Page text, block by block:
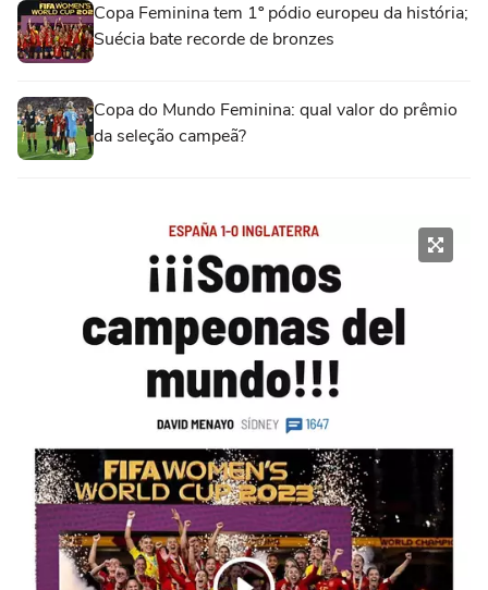
Copa Feminina tem 1º pódio europeu da história;
Suécia bate recorde de bronzes
Copa do Mundo Feminina: qual valor do prêmio
da seleção campeã?